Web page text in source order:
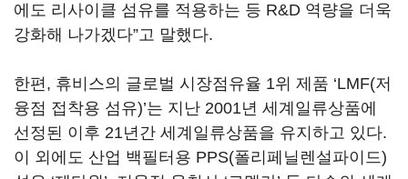
에도 리사이클 섬유를 적용하는 등 R&D 역량을 더욱
강화해 나가겠다”고 말했다.
한편, 휴비스의 글로벌 시장점유율 1위 제품 ‘LMF(저
융점 접착용 섬유)’는 지난 2001년 세계일류상품에
선정된 이후 21년간 세계일류상품을 유지하고 있다.
이 외에도 산업 백필터용 PPS(폴리페닐렌설파이드)